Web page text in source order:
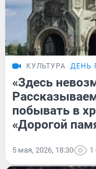
КУЛЬТУРА ДЕНЬ
«Здесь
побывать в
«Дорогой
5 мая, 2026, 18:30 1